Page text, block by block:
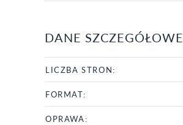
DANE SZCZEGÓŁOWE
LICZBA STRON:
FORMAT:
OPRAWA: